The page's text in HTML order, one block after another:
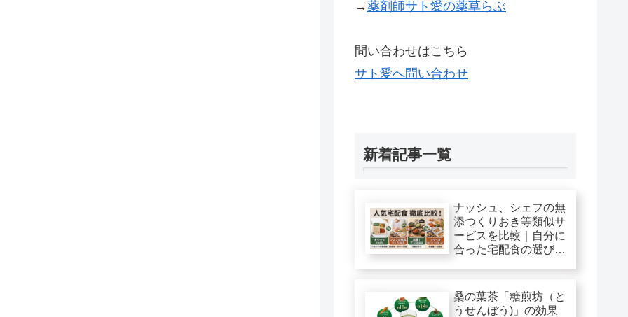
→薬剤師サト愛の薬草らぶ
問い合わせはこちら
サト愛へ問い合わせ
新着記事一覧
ナッシュ、シェフの無
添つくりおき等類似サ
ービスを比較｜自分に
合った宅配食の選び
桑の葉茶「糖煎坊（と
うせんぼう)」の効果